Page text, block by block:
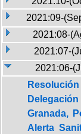
2021:09-
2021:08-
2021:07-
2021:06-
Granada,
Alerta